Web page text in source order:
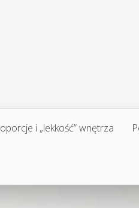
i „lekkość” wnętrza